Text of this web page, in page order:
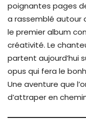
poignantes pages
a rassemblé autour
le premier album
créativité. Le
partent aujourd’hui
opus qui fera le
Une aventure que
d’attraper en